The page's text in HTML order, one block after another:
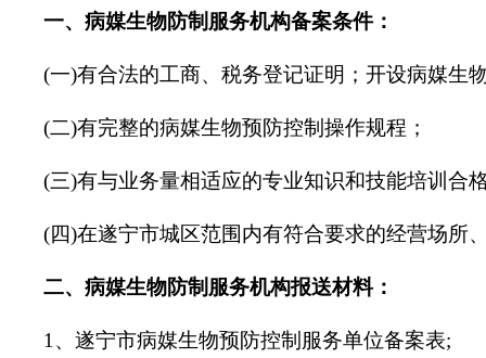
一、病媒生物防制服务机构备案条件：
(一)有合法的工商、税务登记证明；开设病媒生
(二)有完整的病媒生物预防控制操作规程；
(三)有与业务量相适应的专业知识和技能培训合
(四)在遂宁市城区范围内有符合要求的经营场所
二、病媒生物防制服务机构报送材料：
1、遂宁市病媒生物预防控制服务单位备案表;